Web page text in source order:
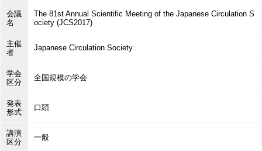
会議
名
The 81st Annual Scientific Meeting of the Japanese Circulation S
ociety (JCS2017)
主催
者
Japanese Circulation Society
学会
区分
全国規模の学会
発表
形式
口頭
講演
区分
一般